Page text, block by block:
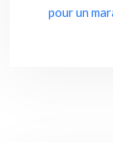
pour un